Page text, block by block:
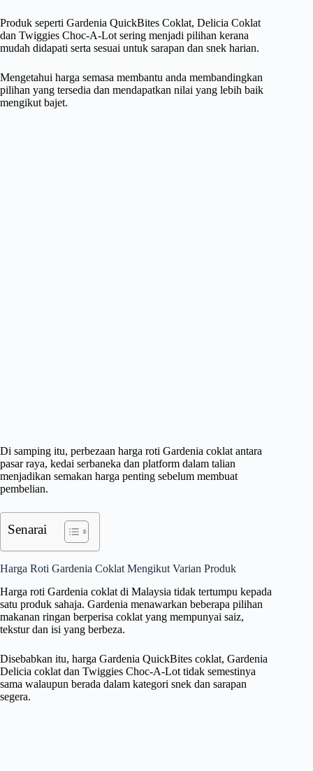
Produk seperti Gardenia QuickBites Coklat, Delicia Coklat
dan Twiggies Choc-A-Lot sering menjadi pilihan kerana
mudah didapati serta sesuai untuk sarapan dan snek harian.
Mengetahui harga semasa membantu anda membandingkan
pilihan yang tersedia dan mendapatkan nilai yang lebih baik
mengikut bajet.
Di samping itu, perbezaan harga roti Gardenia coklat antara
pasar raya, kedai serbaneka dan platform dalam talian
menjadikan semakan harga penting sebelum membuat
pembelian.
Senarai
Harga Roti Gardenia Coklat Mengikut Varian Produk
Harga roti Gardenia coklat di Malaysia tidak tertumpu kepada
satu produk sahaja. Gardenia menawarkan beberapa pilihan
makanan ringan berperisa coklat yang mempunyai saiz,
tekstur dan isi yang berbeza.
Disebabkan itu, harga Gardenia QuickBites coklat, Gardenia
Delicia coklat dan Twiggies Choc-A-Lot tidak semestinya
sama walaupun berada dalam kategori snek dan sarapan
segera.